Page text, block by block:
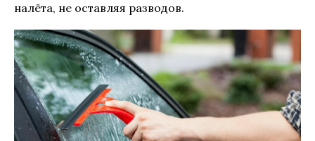
налёта, не оставляя разводов.